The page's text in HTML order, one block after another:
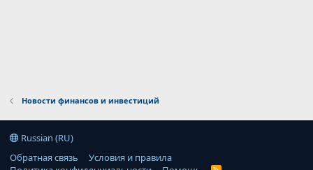
Новости финансов и инвестиций
Russian (RU)
Обратная связь
Условия и правила